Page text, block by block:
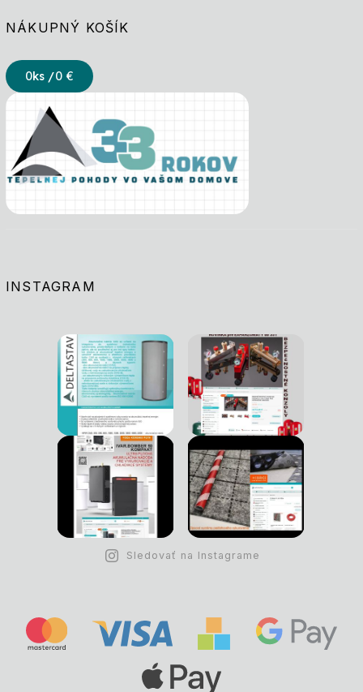
NÁKUPNÝ KOŠÍK
0ks /0 €
INSTAGRAM
Sledovať na Instagrame